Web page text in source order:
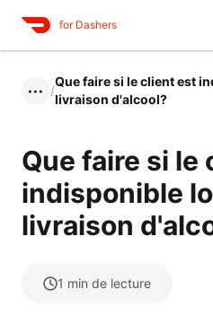
for Dashers
••• /
Que faire si le client est
livraison d'alcool?
Que faire si le
indisponible
livraison
1 min de lecture